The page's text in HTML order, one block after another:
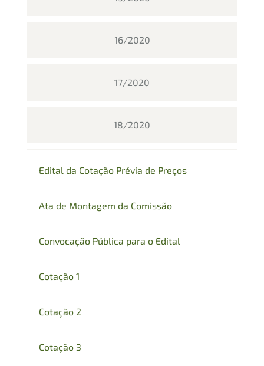
16/2020
17/2020
18/2020
Edital da Cotação Prévia de Preços
Ata de Montagem da Comissão
Convocação Pública para o Edital
Cotação 1
Cotação 2
Cotação 3